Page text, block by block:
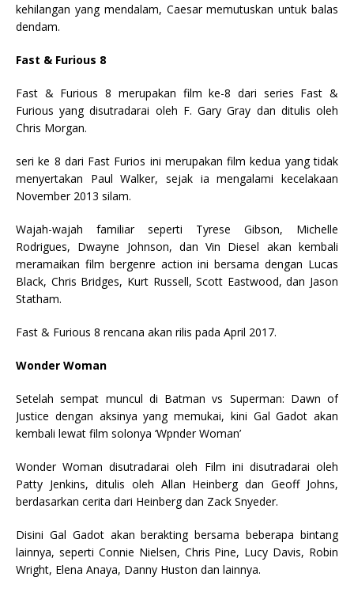
kehilangan yang mendalam, Caesar memutuskan untuk balas
dendam.
Fast & Furious 8
Fast & Furious 8 merupakan film ke-8 dari series Fast &
Furious yang disutradarai oleh F. Gary Gray dan ditulis oleh
Chris Morgan.
seri ke 8 dari Fast Furios ini merupakan film kedua yang tidak
menyertakan Paul Walker, sejak ia mengalami kecelakaan
November 2013 silam.
Wajah-wajah familiar seperti Tyrese Gibson, Michelle
Rodrigues, Dwayne Johnson, dan Vin Diesel akan kembali
meramaikan film bergenre action ini bersama dengan Lucas
Black, Chris Bridges, Kurt Russell, Scott Eastwood, dan Jason
Statham.
Fast & Furious 8 rencana akan rilis pada April 2017.
Wonder Woman
Setelah sempat muncul di Batman vs Superman: Dawn of
Justice dengan aksinya yang memukai, kini Gal Gadot akan
kembali lewat film solonya ‘Wpnder Woman’
Wonder Woman disutradarai oleh Film ini disutradarai oleh
Patty Jenkins, ditulis oleh Allan Heinberg dan Geoff Johns,
berdasarkan cerita dari Heinberg dan Zack Snyeder.
Disini Gal Gadot akan berakting bersama beberapa bintang
lainnya, seperti Connie Nielsen, Chris Pine, Lucy Davis, Robin
Wright, Elena Anaya, Danny Huston dan lainnya.